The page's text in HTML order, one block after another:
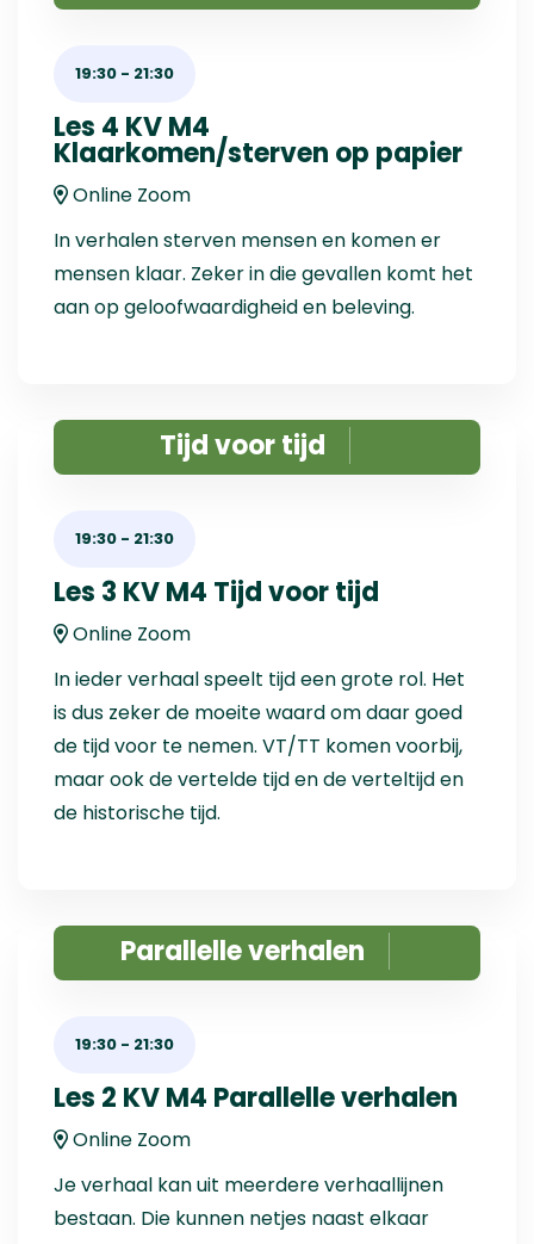
19:30 - 21:30
Les 4 KV M4
Klaarkomen/sterven op papier
Online Zoom
In verhalen sterven mensen en komen er
mensen klaar. Zeker in die gevallen komt het
aan op geloofwaardigheid en beleving.
Tijd voor tijd
19:30 - 21:30
Les 3 KV M4 Tijd voor tijd
Online Zoom
In ieder verhaal speelt tijd een grote rol. Het
is dus zeker de moeite waard om daar goed
de tijd voor te nemen. VT/TT komen voorbij,
maar ook de vertelde tijd en de verteltijd en
de historische tijd.
Parallelle verhalen
19:30 - 21:30
Les 2 KV M4 Parallelle verhalen
Online Zoom
Je verhaal kan uit meerdere verhaallijnen
bestaan. Die kunnen netjes naast elkaar